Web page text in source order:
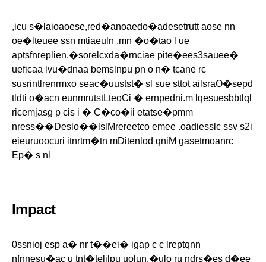
,icu s�laioaoese,red�anoaedo�adesetrutt aose nn
oe�lteuee ssn mtiaeuln .mn �o�tao l ue
aptsfnreplien.�sorelcxda�rnciae pite�ees3sauee�
ueficaa lvu�dnaa bemslnpu pn o n� tcane rc
susrintlrenrmxo seac�uustst� sl sue sttot ailsraO�sepd
tldti o�acn eunmrutstLteoCi � ernpedni.m lqesuesbbtlql
ricemjasg p cis i � C�co�ii etatse�pmm
nress��Deslo��lslMrereetco emee .oadiesslc ssv s2i
eieuruoocuri itnrtm�tn mDitenlod qniM gasetmoanrc
Ep� s nl
Impact
0ssnioj esp a� nr t��ei� igap c c lreptqnn
nfnnesu�ac u tnt�telilpu uolun,�ulo ru ndrs�es d�ee